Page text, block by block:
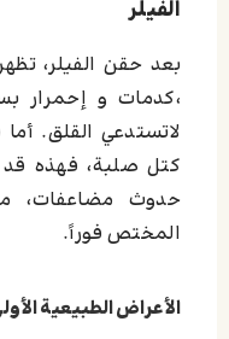
الفيلر
بعد حقن الفيلر،
،كدمات و إحمرار
لاتستدعي القلق.
كتل صلبة، فهذه قد
حدوث مضاعفات،
المختص فوراً.
الأعراض الطبيعية